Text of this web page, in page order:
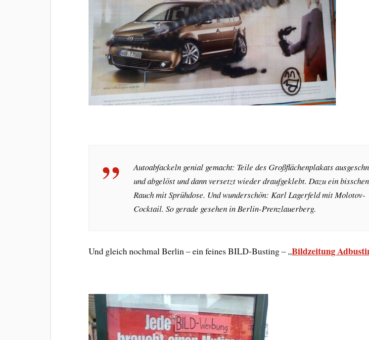
Autoabfackeln genial gemacht: Teile des Großflächenplakats
und abgelöst und dann versetzt wieder draufgeklebt. Dazu ein bisschen
Rauch mit Sprühdose. Und wunderschön: Karl Lagerfeld mit Molotov-
Cocktail. So gerade gesehen in Berlin-Prenzlauerberg.
Und gleich nochmal Berlin – ein feines BILD-Busting – „Bildzeitung